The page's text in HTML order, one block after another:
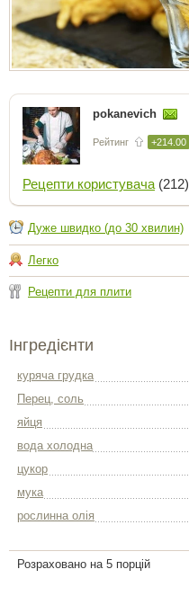
pokanevich
Рейтинг +214.00
Рецепти користувача (212)
Дуже швидко (до 30 хвилин)
Легко
Рецепти для плити
Інгредієнти
куряча грудка
Перец, соль
яйця
вода холодна
цукор
мука
рослинна олія
Розраховано на 5 порцій